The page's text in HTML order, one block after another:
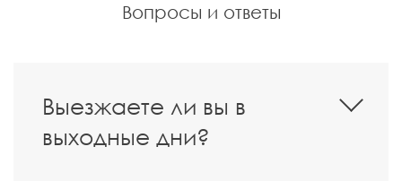
Вопросы и ответы
Выезжаете ли вы в
выходные дни?